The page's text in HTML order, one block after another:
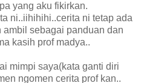
yang aku fikirkan.
ni..iihihihi..cerita ni tetap ada
sebagai panduan dan
kasih prof madya..
mimpi saya(kata ganti diri
ngomen cerita prof kan..